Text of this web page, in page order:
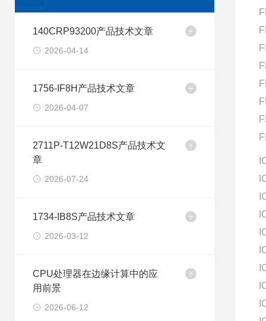
140CRP93200产品技术文章
2026-04-14
1756-IF8H产品技术文章
2026-04-07
2711P-T12W21D8S产品技术文
章
2026-07-24
1734-IB8S产品技术文章
2026-03-12
CPU处理器在边缘计算中的应
用前景
2026-06-12